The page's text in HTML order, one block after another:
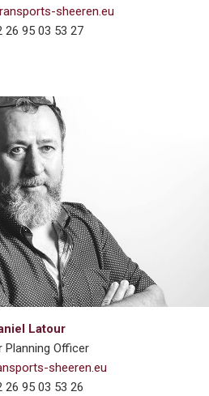
sheeren.eu
26 95 03 53 27
Latour
Planning Officer
sheeren.eu
26 95 03 53 26